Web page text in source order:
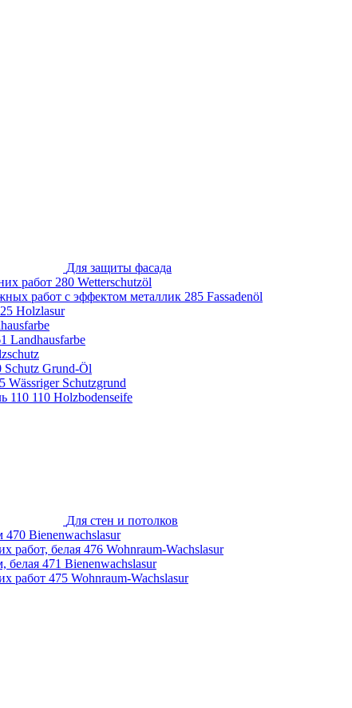
Для защиты фасада
работ 280 Wetterschutzöl
работ с эффектом металлик 285 Fassadenöl
Holzlasur
Landhausfarbe
Schutz Grund-Öl
Wässriger Schutzgrund
110 110 Holzbodenseife
Для стен и потолков
470 Bienenwachslasur
работ, белая 476 Wohnraum-Wachslasur
белая 471 Bienenwachslasur
работ 475 Wohnraum-Wachslasur